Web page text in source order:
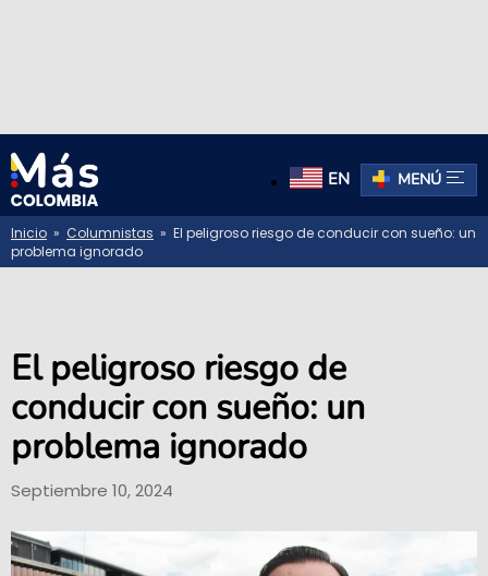
EN MENÚ
Inicio » Columnistas » El peligroso riesgo de conducir con sueño: un
problema ignorado
El peligroso riesgo de
conducir con sueño: un
problema ignorado
Septiembre 10, 2024